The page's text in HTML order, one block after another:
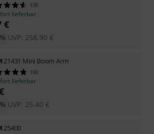
139
lieferbar
€
UVP: 258,90 €
21431 Mini Boom Arm
160
lieferbar
UVP: 25,40 €
25400